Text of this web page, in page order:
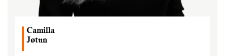
Camilla
Jøtun